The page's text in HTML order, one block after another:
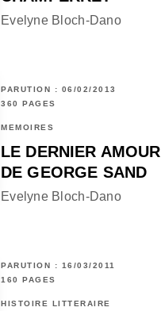
Evelyne Bloch-Dano
PARUTION : 06/02/2013
360 PAGES
MÉMOIRES
LE DERNIER AMOUR
DE GEORGE SAND
Evelyne Bloch-Dano
PARUTION : 16/03/2011
160 PAGES
HISTOIRE LITTÉRAIRE